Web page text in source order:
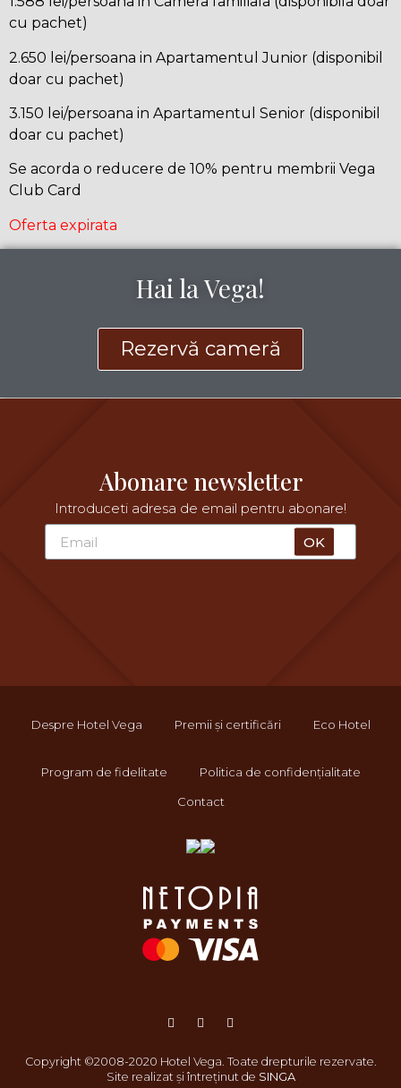
cu pachet)
2.650 lei/persoana in Apartamentul Junior (disponibil
doar cu pachet)
3.150 lei/persoana in Apartamentul Senior (disponibil
doar cu pachet)
Se acorda o reducere de 10% pentru membrii Vega
Club Card
Oferta expirata
Hai la Vega!
Rezervă cameră
Abonare newsletter
Introduceti adresa de email pentru abonare!
OK
Despre Hotel Vega Premii și certificări Eco Hotel
Program de fidelitate Politica de confidențialitate
Contact
Copyright ©2008-2020 Hotel Vega. Toate drepturile rezervate.
Site realizat și întreținut de SINGA